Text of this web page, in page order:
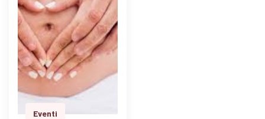
a libero accesso
settimanale con un ’
ostetrica e una
psicologa perinatale
per pesare il bambino
e avere risposte a
dom…
Eventi